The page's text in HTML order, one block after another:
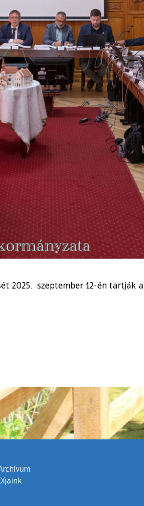
2025. szeptember 12-én tartják